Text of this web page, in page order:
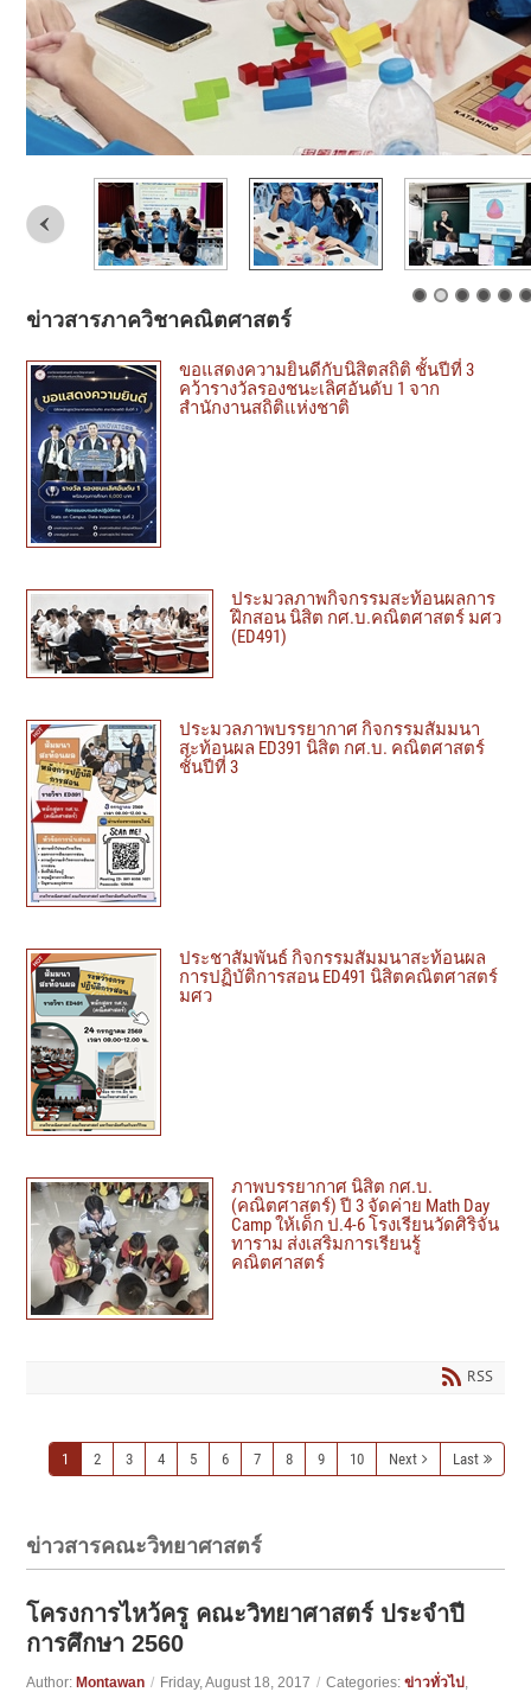
ข่าวสารภาควิชาคณิตศาสตร์
ขอแสดงความยินดีกับนิสิตสถิติ ชั้นปีที่ 3
คว้ารางวัลรองชนะเลิศอันดับ 1 จาก
สำนักงานสถิติแห่งชาติ
ประมวลภาพกิจกรรมสะท้อนผลการ
ฝึกสอน นิสิต กศ.บ.คณิตศาสตร์ มศว
(ED491)
ประมวลภาพบรรยากาศ กิจกรรมสัมมนา
สะท้อนผล ED391 นิสิต กศ.บ. คณิตศาสตร์
ชั้นปีที่ 3
ประชาสัมพันธ์ กิจกรรมสัมมนาสะท้อนผล
การปฏิบัติการสอน ED491 นิสิตคณิตศาสตร์
มศว
ภาพบรรยากาศ นิสิต กศ.บ.
(คณิตศาสตร์) ปี 3 จัดค่าย Math Day
Camp ให้เด็ก ป.4-6 โรงเรียนวัดศิริจัน
ทาราม ส่งเสริมการเรียนรู้
คณิตศาสตร์
RSS
1 2 3 4 5 6 7 8 9 10 Next Last
ข่าวสารคณะวิทยาศาสตร์
โครงการไหว้ครู คณะวิทยาศาสตร์ ประจำปี
การศึกษา 2560
Author: Montawan / Friday, August 18, 2017 / Categories:ข่าวทั่วไป ,